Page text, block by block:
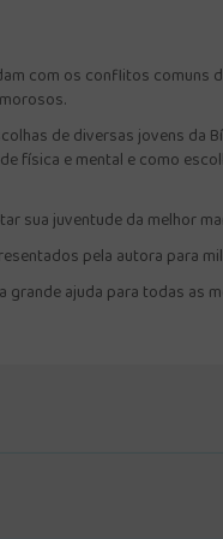
com os conflitos comuns
de diversas jovens da
física e mental e como
sua juventude da melhor
pela autora para
grande ajuda para todas as